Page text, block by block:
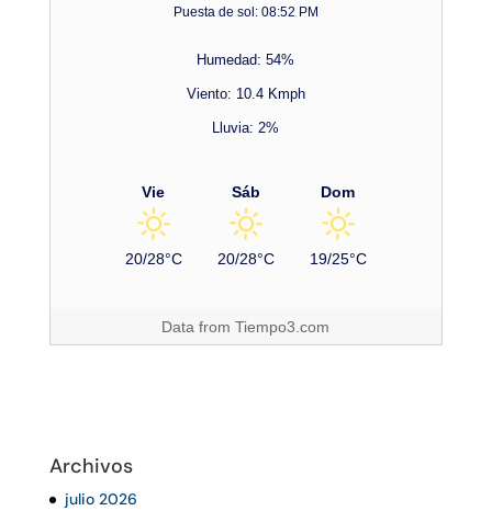
Puesta de sol: 08:52 PM
Humedad: 54%
Viento: 10.4 Kmph
Lluvia: 2%
Vie
20/28°C
Sáb
20/28°C
Dom
19/25°C
Data fromTiempo3.com
Archivos
julio 2026